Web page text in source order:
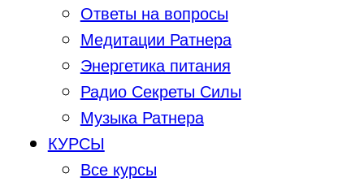
Ответы на вопросы
Медитации Ратнера
Энергетика питания
Радио Секреты Силы
Музыка Ратнера
КУРСЫ
Все курсы